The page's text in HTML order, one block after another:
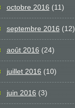
octobre 2016 (11)
septembre 2016 (12)
août 2016 (24)
juillet 2016 (10)
juin 2016 (3)